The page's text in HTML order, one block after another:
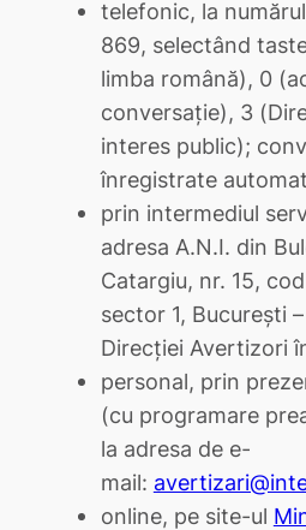
telefonic, la
869, selectând
limba română), 0
conversație), 3
interes public);
înregistrate
prin intermediul
adresa A.N.I. din
Catargiu, nr. 15,
sector 1, București
Direcției Avertizori
personal, prin
(cu programare
la adresa de e-
mail:
online, pe site-ul